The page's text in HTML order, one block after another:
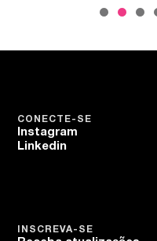
CONECTE-SE
Instagram
Linkedin
INSCREVA-SE